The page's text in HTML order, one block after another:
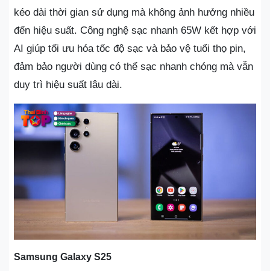
kéo dài thời gian sử dụng mà không ảnh hưởng nhiều
đến hiệu suất. Công nghệ sạc nhanh 65W kết hợp với
AI giúp tối ưu hóa tốc độ sạc và bảo vệ tuổi thọ pin,
đảm bảo người dùng có thể sạc nhanh chóng mà vẫn
duy trì hiệu suất lâu dài.
Samsung Galaxy S25